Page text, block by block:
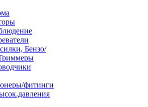
Бензо/
фитинги